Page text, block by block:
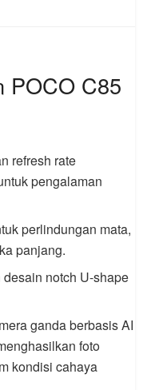
POCO C85
refresh rate
pengalaman
perlindungan mata,
panjang.
desain notch U-shape
ganda berbasis AI
foto
kondisi cahaya